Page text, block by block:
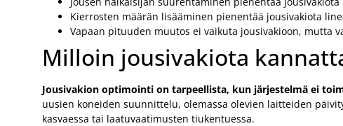
Kierrosten määrän lisääminen pienentää jousivakiota
Vapaan pituuden muutos ei vaikuta jousivakioon, mutta
Milloin jousivakiota
Jousivakion optimointi on tarpeellista, kun järjestelmä ei
uusien koneiden suunnittelu, olemassa olevien laitteiden
kasvaessa tai laatuvaatimusten tiukentuessa.